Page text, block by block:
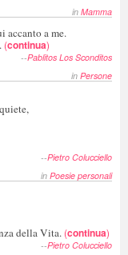
in Mamma
accanto a me.
(continua)
--Pablitos Los Sconditos
in Persone
--Pietro Colucciello
in Poesie personali
della Vita. (continua)
--Pietro Colucciello